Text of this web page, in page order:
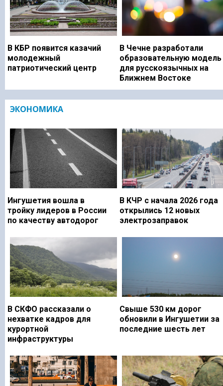
В КБР появится казачий
молодежный
патриотический центр
В Чечне разработали
образовательную модель
для русскоязычных на
Ближнем Востоке
ЭКОНОМИКА
Ингушетия вошла в
тройку лидеров в России
по качеству автодорог
В КЧР с начала 2026 года
открылись 12 новых
электрозаправок
В СКФО рассказали о
нехватке кадров для
курортной
инфраструктуры
Свыше 530 км дорог
обновили в Ингушетии за
последние шесть лет